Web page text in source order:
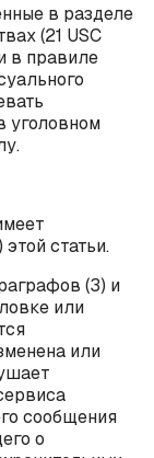
в разделе
(21 USC
в правиле
уголовном
статьи.
(3) и
или
или
сообщения
о